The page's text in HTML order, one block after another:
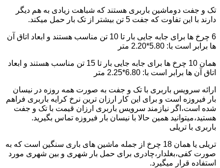
تک و جفت دوماشین باربری هستند که شباهت زیادی به هم دیگر
دارند با این تفاوت که جفت 5 تن بیشتر از تک بار حمل میکند.
6 چرخ ها برای جابه جایی بار تا 10 تن مناسب هستند و ابعاد اتاق آن
ها برابر است با: 5.80*2.20 متر
همان 10 چرخ ها برای جابه جایی بار تا 15 تن مناسب هستند و ابعاد
اتاق آن ها برابر است با: 6.80*2.25 متر
ارائه سرویس باربری با تک و جفت به صورت همه روزه در نیسان
بار فیروزه است و برای این کار ارزان ترین نرخ کرایه باربری فراهم
شده است،اگر نیازمند سرویس باربری ارزان قیمت با تک و جفت
هستید،میتوانید همین حالا با نیسان بار فیروزه تماس بگیرید.
باربری با تریلی
تریلی یا همان 18 چرخ از جمله ماشین های باری سنگین است که به
صورت کفی،بغلدار،چادری برای حمل بار شهری و بین شهری مورد
استفاده قرار میگیرد.